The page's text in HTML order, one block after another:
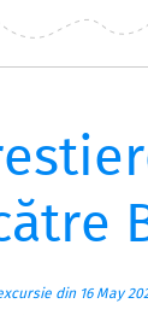
din 16 May